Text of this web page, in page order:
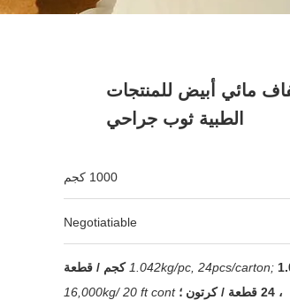
مائي أبيض للمنتجات
الطبية ثوب جراحي
1000 كجم
Negotiatiable
1.042kg/pc, 24pcs/carton;
1.042 كجم / قطعة
، 24 قطعة / كرتون ؛
16,000kg/ 20 ft cont